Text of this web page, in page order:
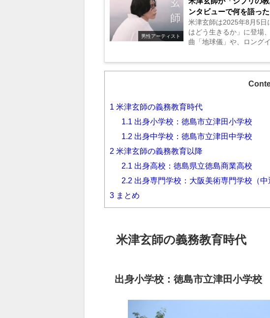
男性アーティスト
ンタビューで何を語った
米津玄師は2025年8月5日
はどう生きるか」に登場
曲「地球儀」や、ロング
1 米津玄師の義務教育時代
1.1
出身小学校：徳島市立津田小学校
1.2 出身中学校：徳島市立津田中学校
2 米津玄師の義務教育以降
2.1
出身高校：徳島県立徳島商業高校
2.2 出身専門学校：大阪美術専門学校（中
3 まとめ
米津玄師の義務教育時代
出身小学校：徳島市立津田小学校